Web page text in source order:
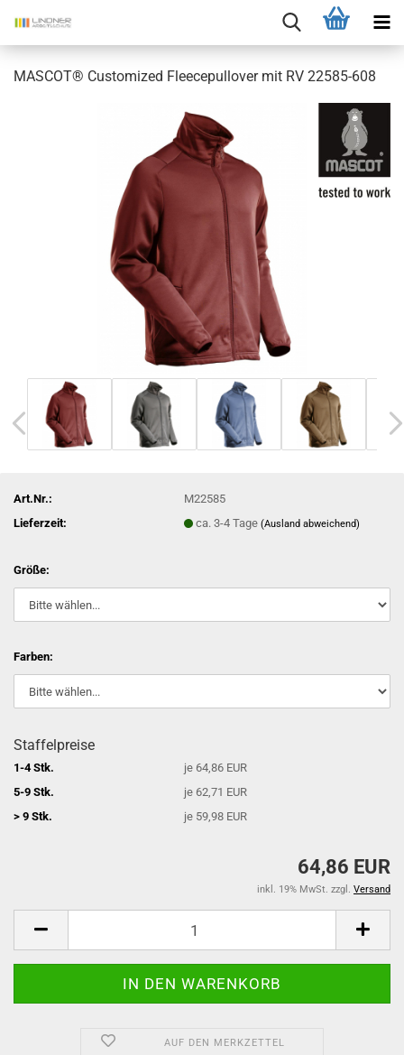
MASCOT® Customized Fleecepullover mit RV 22585-608
Art.Nr.:
M22585
Lieferzeit:
ca. 3-4 Tage(Ausland abweichend)
Größe:
Farben:
Staffelpreise
1-4 Stk.
je 64,86 EUR
5-9 Stk.
je 62,71 EUR
> 9 Stk.
je 59,98 EUR
64,86 EUR
inkl. 19% MwSt. zzgl. Versand
AUF DEN MERKZETTEL